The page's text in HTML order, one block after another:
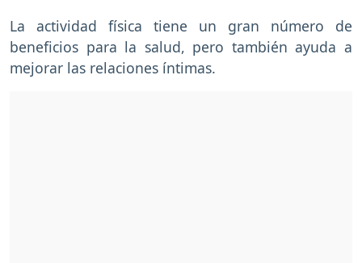
La actividad física tiene un gran número de
beneficios para la salud, pero también ayuda a
mejorar las relaciones íntimas.